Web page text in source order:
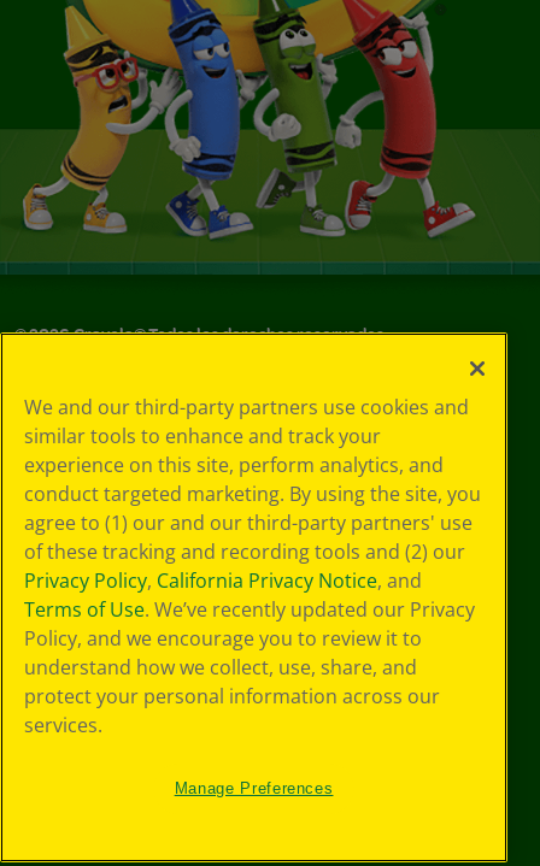
©2026Crayola® Todos los derechos reservados.
de privacidad
Política de
privacidad
Términos de SMS
GDPR
Aviso de
privacidad de CA
Cookie
Preferences
Condiciones de
uso
Accesibilidad web
Mapa del sitio
We and our third-party partners use cookies and
similar tools to enhance and track your
experience on this site, perform analytics, and
conduct targeted marketing. By using the site, you
agree to (1) our and our third-party partners' use
of these tracking and recording tools and (2) our
Privacy Policy, California Privacy Notice, and
Terms of Use. We’ve recently updated our Privacy
Policy, and we encourage you to review it to
understand how we collect, use, share, and
protect your personal information across our
services.
Manage Preferences